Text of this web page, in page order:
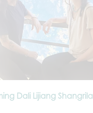
Dali Lijiang